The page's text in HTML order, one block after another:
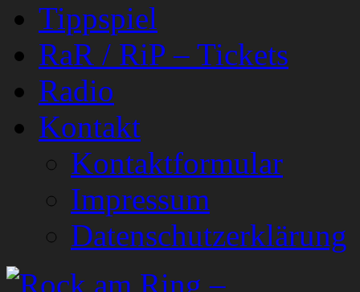
Tippspiel
RaR / RiP – Tickets
Radio
Kontakt
Kontaktformular
Impressum
Datenschutzerklärung